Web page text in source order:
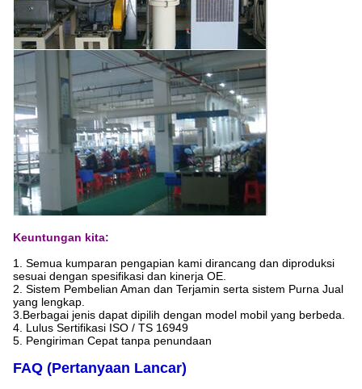
Keuntungan kita:
1. Semua kumparan pengapian kami dirancang dan diproduksi
sesuai dengan spesifikasi dan kinerja OE.
2. Sistem Pembelian Aman dan Terjamin serta sistem Purna Jual
yang lengkap.
3. Berbagai jenis dapat dipilih dengan model mobil yang berbeda.
4. Lulus Sertifikasi ISO / TS 16949
5. Pengiriman Cepat tanpa penundaan
FAQ (Pertanyaan Lancar)